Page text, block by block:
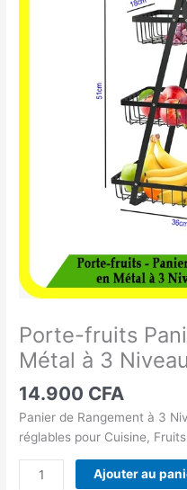
Porte-fruits
Métal à 3
14.900 CFA
Panier de Rangement à 3
réglables pour Cuisine,
Ajouter au